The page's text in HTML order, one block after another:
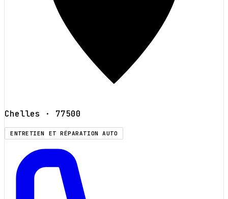
Chelles · 77500
ENTRETIEN ET RÉPARATION AUTO